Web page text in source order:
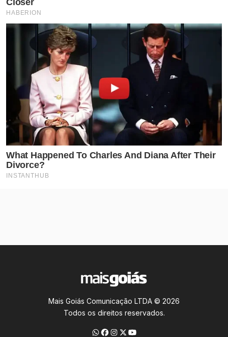
Mais Goiás Comunicação LTDA © 2026
Todos os direitos reservados.